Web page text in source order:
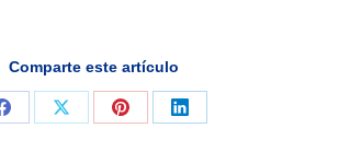
Comparte este artículo
Share
Share
Share
Share